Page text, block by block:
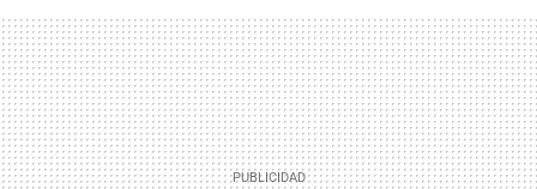
MAIL